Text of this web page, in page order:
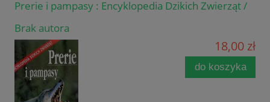
Prerie i pampasy : Encyklopedia Dzikich Zwierząt /
Brak autora
18,00 zł
do koszyka